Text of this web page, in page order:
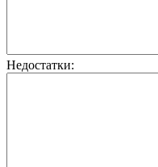
Недостатки: